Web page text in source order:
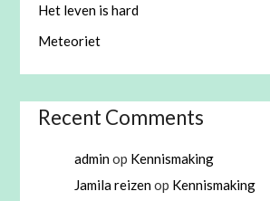
Het leven is hard
Meteoriet
Recent Comments
adminop Kennismaking
Jamila reizenop Kennismaking